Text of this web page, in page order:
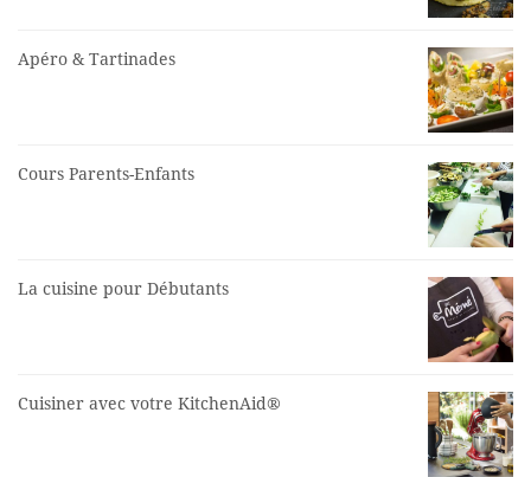
Apéro & Tartinades
Cours Parents-Enfants
La cuisine pour Débutants
Cuisiner avec votre KitchenAid®